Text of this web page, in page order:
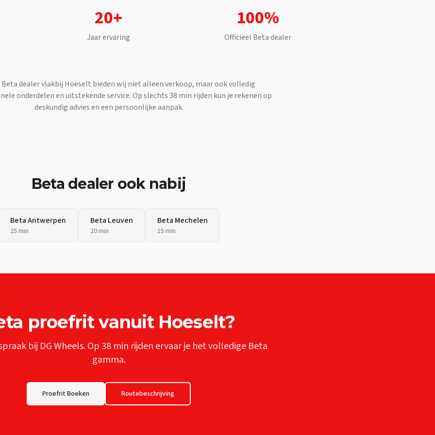
20+
Jaar ervaring
100%
Officieel Betadealer
Betadealer vlakbij Hoeselt bieden wij niet alleen verkoop, maar ook volledig
onderdelen en uitstekende service. Op slechts 38 min rijden kun je rekenen op
deskundig advies en een persoonlijke aanpak.
Beta dealer ook nabij
BetaAntwerpen
25 min
Beta Leuven
20 min
Beta Mechelen
15 min
proefrit vanuit Hoeselt?
bij DG Wheels. Op 38 min rijden ervaar je het volledige Beta
gamma.
Proefrit Boeken Routebeschrijving